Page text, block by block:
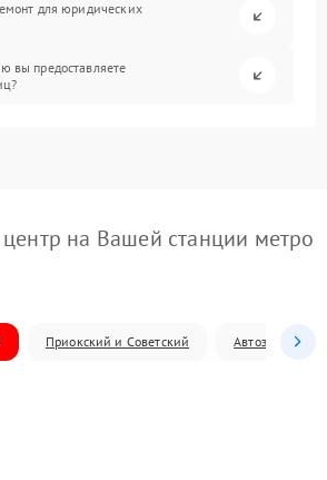
для юридических
вы предоставляете
на Вашей станции метро
Приокский и Советский Автозаводский